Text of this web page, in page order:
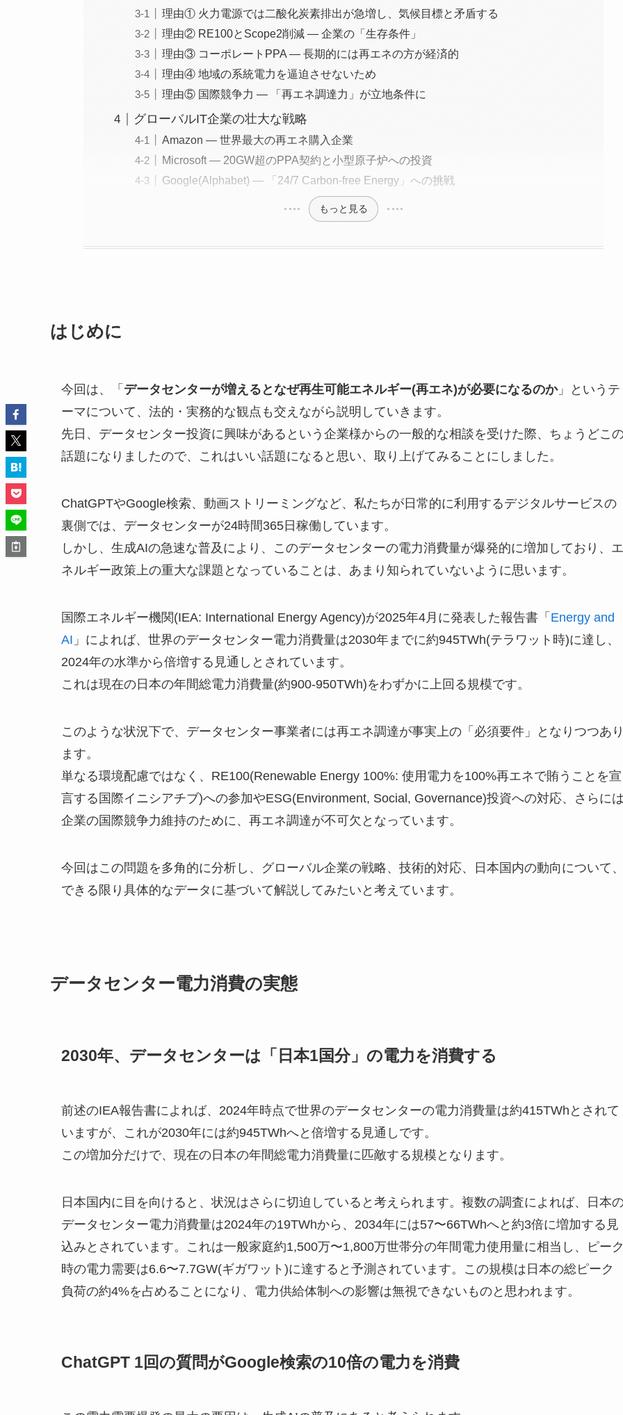
理由① 火力電源では二酸化炭素排出が急増し、気候目標と矛盾する
理由② RE100とScope2削減 — 企業の「生存条件」
理由③ コーポレートPPA — 長期的には再エネの方が経済的
理由④ 地域の系統電力を逼迫させないため
理由⑤ 国際競争力 — 「再エネ調達力」が立地条件に
グローバルIT企業の壮大な戦略
Amazon — 世界最大の再エネ購入企業
Microsoft — 20GW超のPPA契約と小型原子炉への投資
Google(Alphabet) — 「24/7 Carbon-free Energy」への挑戦
もっと見る
はじめに
今回は、「 データセンターが増えるとなぜ再生可能エネルギー(再エネ)が必要になるのか」というテ
ーマについて、法的・実務的な観点も交えながら説明していきます。
先日、データセンター投資に興味があるという企業様からの一般的な相談を受けた際、ちょうどこ
話題になりましたので、これはいい話題になると思い、取り上げてみることにしました。
ChatGPTやGoogle検索、動画ストリーミングなど、私たちが日常的に利用するデジタルサービスの
裏側では、データセンターが24時間365日稼働しています。
しかし、生成AIの急速な普及により、このデータセンターの電力消費量が爆発的に増加しており、エ
ネルギー政策上の重大な課題となっていることは、あまり知られていないように思います。
国際エネルギー機関(IEA: International Energy Agency)が2025年4月に発表した報告書「 Energy and
AI 」によれば、世界のデータセンター電力消費量は2030年までに約945TWh(テラワット時)に達し、
2024年の水準から倍増する見通しとされています。
これは現在の日本の年間総電力消費量(約900-950TWh)をわずかに上回る規模です。
このような状況下で、データセンター事業者には再エネ調達が事実上の「必須要件」となりつつあ
ます。
単なる環境配慮ではなく、RE100(Renewable Energy 100%: 使用電力を100%再エネで賄うことを宣
言する国際イニシアチブ)への参加やESG(Environment, Social, Governance)投資への対応、さらに
企業の国際競争力維持のために、再エネ調達が不可欠となっています。
今回はこの問題を多角的に分析し、グローバル企業の戦略、技術的対応、日本国内の動向について
できる限り具体的なデータに基づいて解説してみたいと考えています。
データセンター電力消費の実態
2030年、データセンターは「日本1国分」の電力を消費する
前述のIEA報告書によれば、2024年時点で世界のデータセンターの電力消費量は約415TWhとされて
いますが、これが2030年には約945TWhへと倍増する見通しです。
この増加分だけで、現在の日本の年間総電力消費量に匹敵する規模となります。
日本国内に目を向けると、状況はさらに切迫していると考えられます。複数の調査によれば、日本
データセンター電力消費量は2024年の19TWhから、2034年には57〜66TWhへと約3倍に増加する見
込みとされています。これは一般家庭約1,500万〜1,800万世帯分の年間電力使用量に相当し、ピー
時の電力需要は6.6〜7.7GW(ギガワット)に達すると予測されています。この規模は日本の総ピーク
負荷の約4%を占めることになり、電力供給体制への影響は無視できないものと思われます。
ChatGPT 1回の質問がGoogle検索の10倍の電力を消費